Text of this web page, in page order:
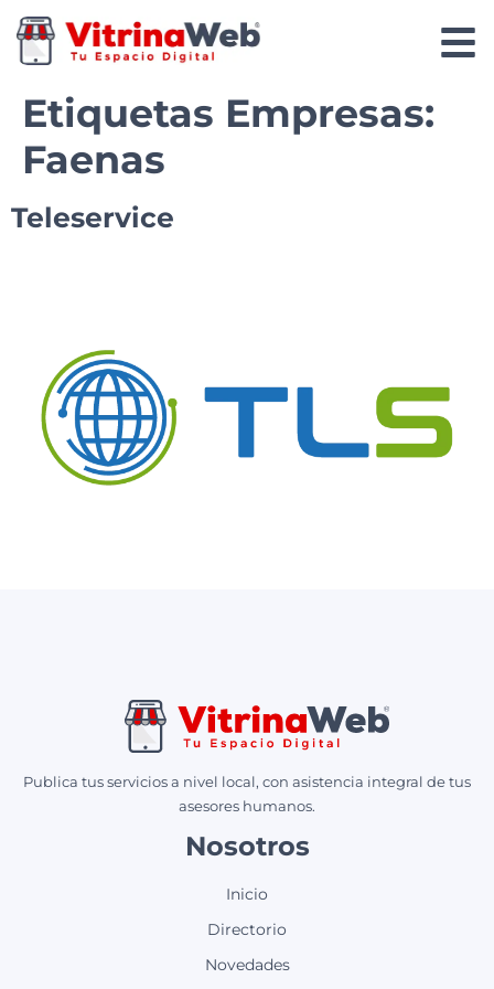
Etiquetas Empresas:
Faenas
Teleservice
Publica tus servicios a nivel local, con asistencia integral de tus
asesores humanos.
Nosotros
Inicio
Directorio
Novedades